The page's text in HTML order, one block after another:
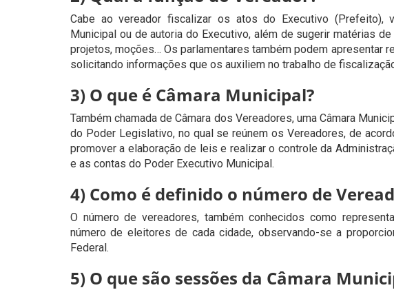
Cabe ao vereador fiscalizar os atos do Executivo (Prefeito),
Municipal ou de autoria do Executivo, além de sugerir matérias
projetos, moções… Os parlamentares também podem apresentar
solicitando informações que os auxiliem no trabalho de
3) O que é Câmara Municipal?
Também chamada de Câmara dos Vereadores, uma Câmara
do Poder Legislativo, no qual se reúnem os Vereadores, de
promover a elaboração de leis e realizar o controle da
e as contas do Poder Executivo Municipal.
4) Como é definido o número de
O número de vereadores, também conhecidos como
número de eleitores de cada cidade, observando-se a
Federal.
5) O que são sessões da Câmara